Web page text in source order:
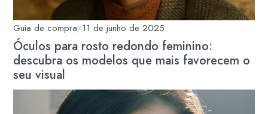
Guia de compra/11 de junho de 2025
Óculos para rosto redondo feminino:
descubra os modelos que mais favorecem o
seu visual